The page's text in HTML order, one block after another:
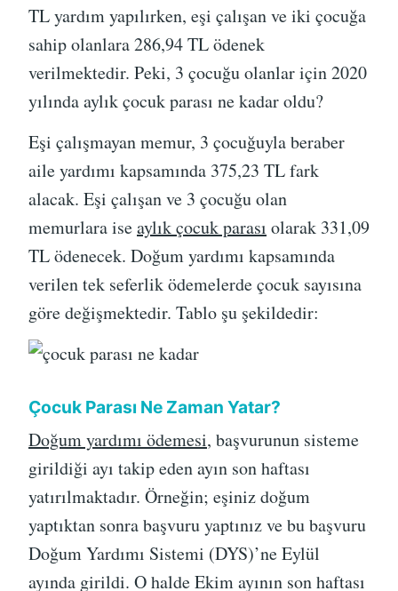
TL yardım yapılırken, eşi çalışan ve iki çocuğa
sahip olanlara 286,94 TL ödenek
verilmektedir. Peki, 3 çocuğu olanlar için 2020
yılında aylık çocuk parası ne kadar oldu?
Eşi çalışmayan memur, 3 çocuğuyla beraber
aile yardımı kapsamında 375,23 TL fark
alacak. Eşi çalışan ve 3 çocuğu olan
memurlara iseaylık çocuk parası olarak 331,09
TL ödenecek. Doğum yardımı kapsamında
verilen tek seferlik ödemelerde çocuk sayısına
göre değişmektedir. Tablo şu şekildedir:
Çocuk Parası Ne Zaman Yatar?
Doğum yardımı ödemesi, başvurunun sisteme
girildiği ayı takip eden ayın son haftası
yatırılmaktadır. Örneğin; eşiniz doğum
yaptıktan sonra başvuru yaptınız ve bu başvuru
Doğum Yardımı Sistemi (DYS)’ne Eylül
ayında girildi. O halde Ekim ayının son haftası